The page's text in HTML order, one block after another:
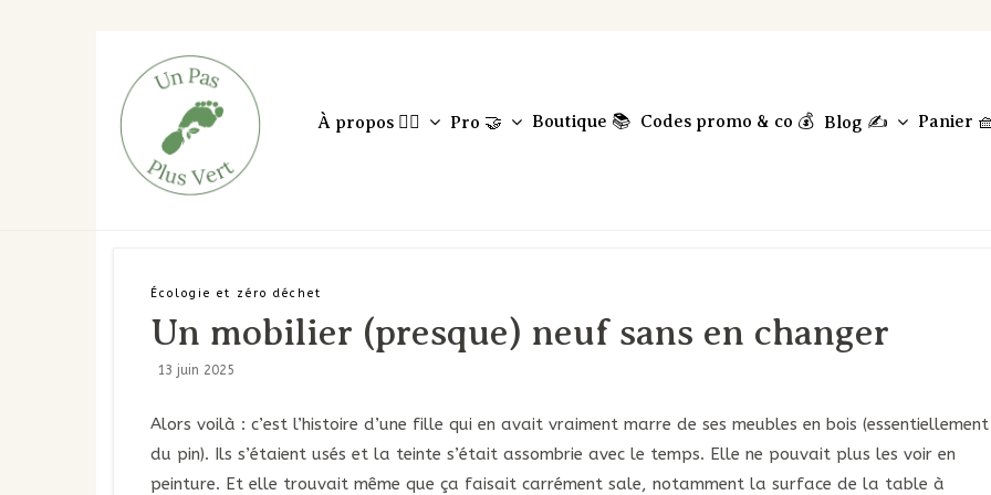
À propos 🙋‍♀️ Pro 🤝 Boutique 📚 Codes promo & co 💰 Blog ✍️ Panier
Écologie et zéro déchet
Un mobilier (presque) neuf sans en changer
13 juin 2025
Alors voilà : c’est l’histoire d’une fille qui en avait vraiment marre de ses meubles en bois (essentiellement
du pin). Ils s’étaient usés et la teinte s’était assombrie avec le temps. Elle ne pouvait plus les voir en
peinture. Et elle trouvait même que ça faisait carrément sale, notamment la surface de la table à